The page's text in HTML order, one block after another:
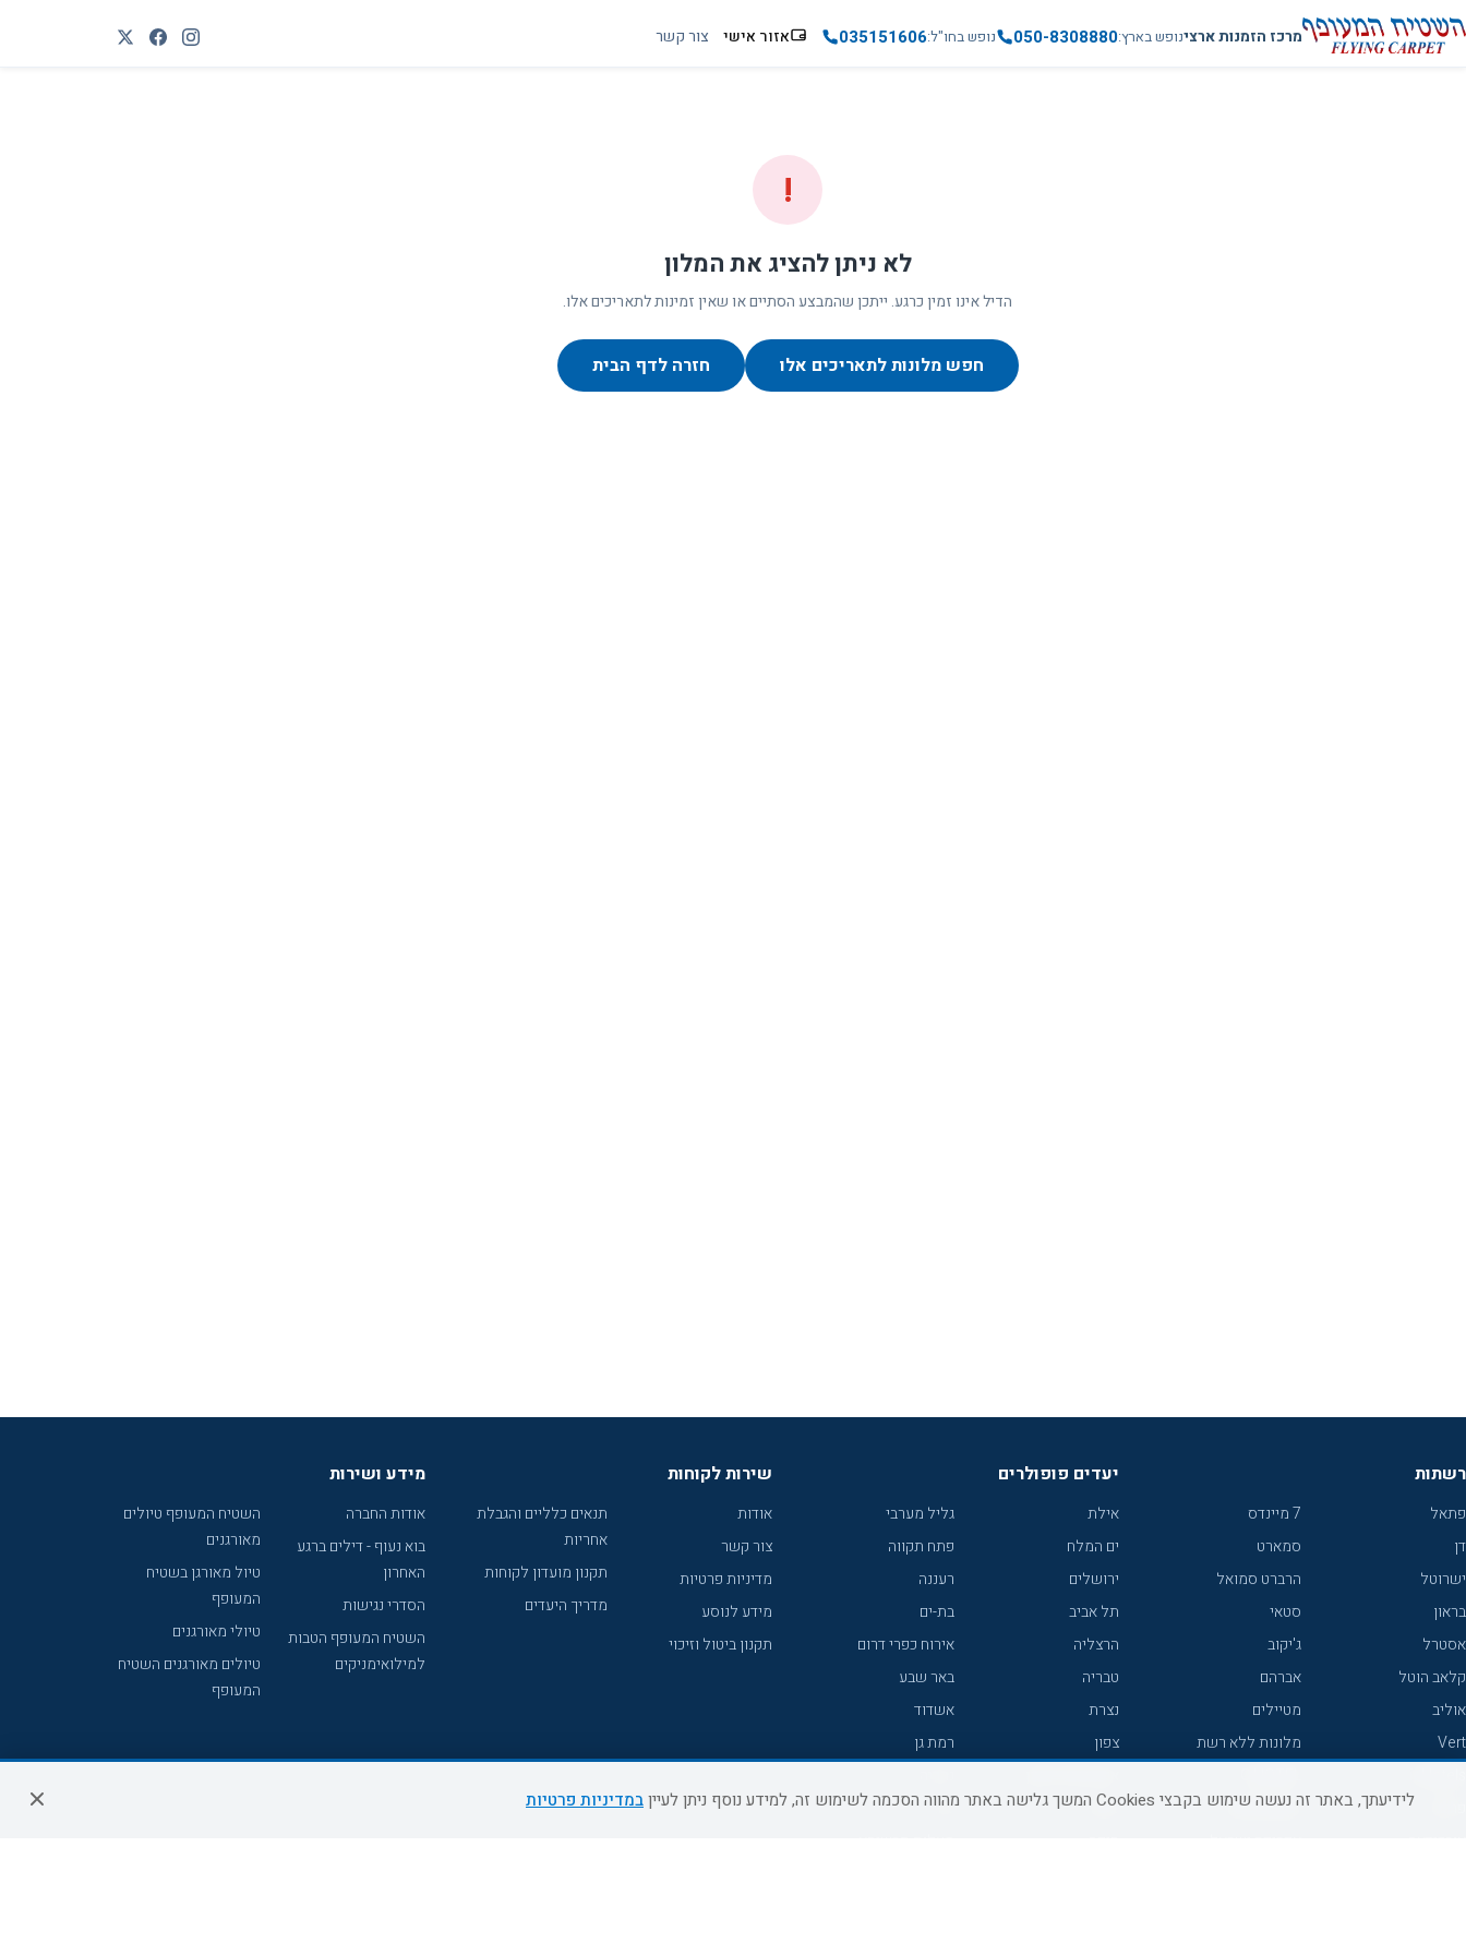
מרכז הזמנות ארצינופש בארץ050-8308880 נופש בחו"ל035151606 אזור אישי צור קשר
!
לא ניתן להציג את המלון
הדיל אינו זמין כרגע. ייתכן שהמבצע הסתיים או שאין זמינות לתאריכים אלו.
חפש מלונות לתאריכים אלו חזרה לדף הבית
רשתות
פתאל
דן
ישרוטל
בראון
אסטרל
קלאב הוטל
אוליב
Vert
7 מיינדס
סמארט
הרברט סמואל
סטאי
ג'יקוב
אברהם
מטיילים
מלונות ללא רשת
קראון פלאזה
יעדים פופולרים
אילת
ים המלח
ירושלים
תל אביב
הרצליה
טבריה
נצרת
צפון
נתניה
גליל מערבי
פתח תקווה
רעננה
בת-ים
אירוח כפרי דרום
באר שבע
אשדוד
רמת גן
עכו
שירות לקוחות
אודות
צור קשר
מדיניות פרטיות
מידע לנוסע
תקנון ביטול וזיכוי
תנאים כלליים והגבלת
אחריות
תקנון מועדון לקוחות
מדריך היעדים
מידע ושירות
אודות החברה
בוא נעוף - דילים ברגע
האחרון
הסדרי נגישות
השטיח המעופף הטבות
למילואימניקים
השטיח המעופף טיולים
מאורגנים
טיול מאורגן בשטיח
המעופף
טיולי מאורגנים
טיולים מאורגנים השטיח
המעופף
לידיעתך, באתר זה נעשה שימוש בקבצי Cookies המשך גלישה באתר מהווה הסכמה לשימוש זה, למידע נוסף ניתן לעיין במדיניות פרטיות